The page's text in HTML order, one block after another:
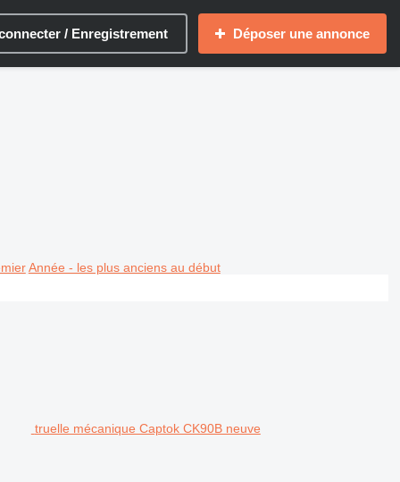
/ Enregistrement Déposer une annonce
Année - les plus anciens au début
truelle mécanique Captok CK90B neuve